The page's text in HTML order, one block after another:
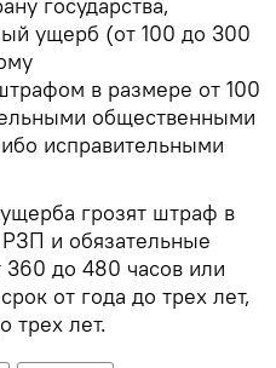
ущерб (от 100 до 300
в размере от 100
общественными
исправительными
грозят штраф в
и обязательные
до 480 часов или
от года до трех лет,
трех лет.